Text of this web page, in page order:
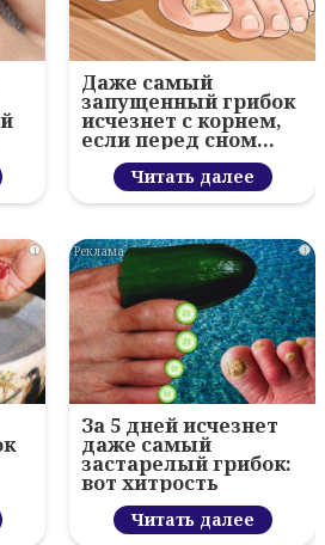
Даже самый
запущенный грибок
исчезнет с корнем,
если перед сном…
Читать далее
i i
За 5 дней исчезнет
даже самый
застарелый грибок:
вот хитрость
Читать далее